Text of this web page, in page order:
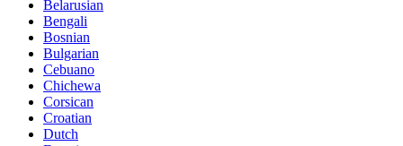
Belarusian
Bengali
Bosnian
Bulgarian
Cebuano
Chichewa
Corsican
Croatian
Dutch